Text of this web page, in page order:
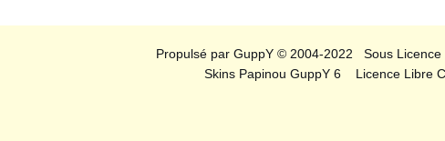
Propulsé par GuppY © 2004-2022
Sous Licence
Skins Papinou GuppY 6
Licence Libre